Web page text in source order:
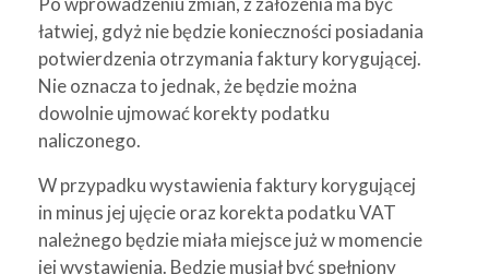
łatwiej, gdyż nie będzie konieczności posiadania
potwierdzenia otrzymania faktury korygującej.
Nie oznacza to jednak, że będzie można
dowolnie ujmować korekty podatku
naliczonego.
W przypadku wystawienia faktury korygującej
in minus jej ujęcie oraz korekta podatku VAT
należnego będzie miała miejsce już w momencie
jej wystawienia. Będzie musiał być spełniony